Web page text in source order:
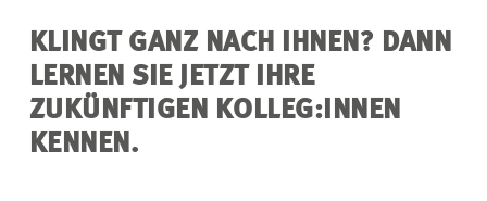
KLINGT GANZ NACH IHNEN? DANN
LERNEN SIE JETZT IHRE
ZUKÜNFTIGEN KOLLEG:INNEN
KENNEN.